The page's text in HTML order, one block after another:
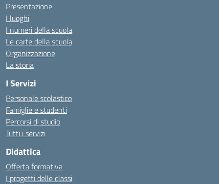
Presentazione
I luoghi
I numeri della scuola
Le carte della scuola
Organizzazione
La storia
I Servizi
Personale scolastico
Famiglie e studenti
Percorsi di studio
Tutti i servizi
Didattica
Offerta formativa
I progetti delle classi